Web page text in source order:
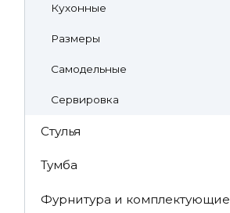
Кухонные
Размеры
Самодельные
Сервировка
Стулья
Тумба
Фурнитура и комплектующие